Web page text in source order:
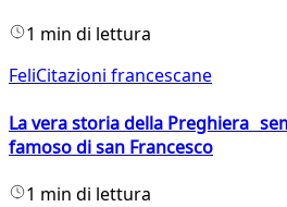
1 min di lettura
FeliCitazioni francescane
La vera storia della Preghiera
famoso di san Francesco
1 min di lettura